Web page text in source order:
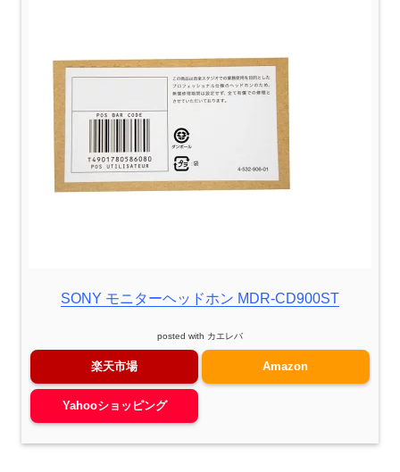
SONY モニターヘッドホン MDR-CD900ST
posted with カエレバ
楽天市場 Amazon
Yahooショッピング